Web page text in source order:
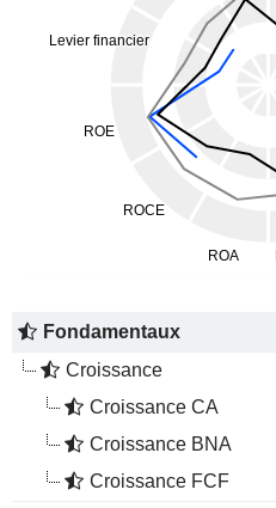
Fondamentaux
Croissance
Croissance CA
Croissance BNA
Croissance FCF